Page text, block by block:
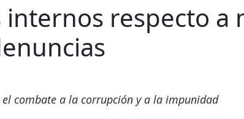
respecto a
combate a la corrupción y a la impunidad